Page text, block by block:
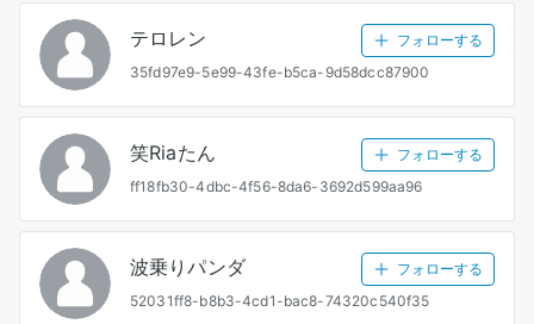
テロレン
フォローする
35fd97e9-5e99-43fe-b5ca-9d58dcc87900
笑Riaたん
フォローする
ff18fb30-4dbc-4f56-8da6-3692d599aa96
波乗りパンダ
フォローする
52031ff8-b8b3-4cd1-bac8-74320c540f35